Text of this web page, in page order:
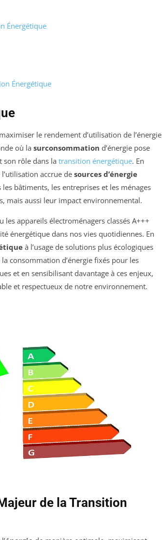
Énergétique
Énergétique
le rendement d’utilisation de l’énergie
où la surconsommation d’énergie pose
son rôle dans la transition énergétique. En
accrue desources d’énergie
bâtiments, les entreprises et les ménages
mais aussi leur impact environnemental.
les appareils électroménagers classés A+++
énergétique dans nos vies quotidiennes. En
à l’usage de solutions plus écologiques
consommation d’énergie fixés pour les
et en sensibilisant davantage à ces enjeux,
et respectueux de notre environnement.
de la Transition